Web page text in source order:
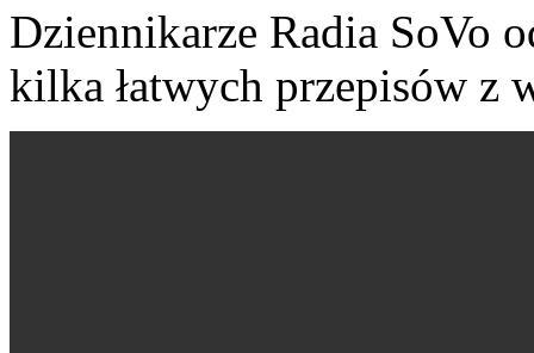
Dziennikarze Radia SoVo
kilka łatwych przepisów z